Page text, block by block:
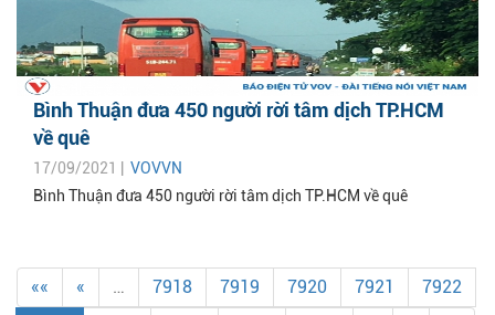
Bình Thuận đưa 450 người rời tâm dịch TP.HCM
về quê
17/09/2021 | VOVVN
Bình Thuận đưa 450 người rời tâm dịch TP.HCM về quê
«« « … 7918 7919 7920 7921
7922